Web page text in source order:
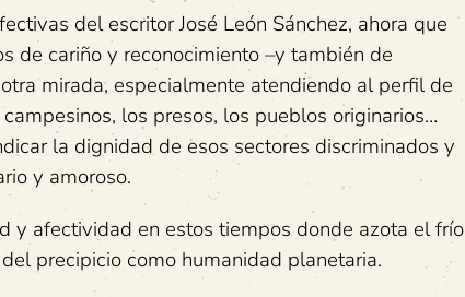
del escritor José León Sánchez, ahora que
de cariño y reconocimiento –y también de
mirada, especialmente atendiendo al perfil de
los presos, los pueblos originarios…
la dignidad de esos sectores discriminados y
y amoroso.
y afectividad en estos tiempos donde azota el frío
precipicio como humanidad planetaria.